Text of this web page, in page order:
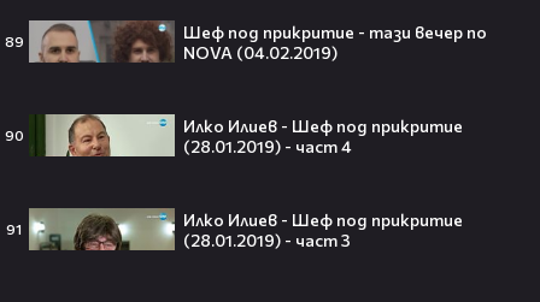
89
Шеф под прикритие - тази вечер по
NOVA (04.02.2019)
90
Илко Илиев - Шеф под прикритие
(28.01.2019) - част 4
91
Илко Илиев - Шеф под прикритие
(28.01.2019) - част 3
четворка? Майлс Телър
проговаря десетилетие по-късно
се превърна в световна икона🤩🎂